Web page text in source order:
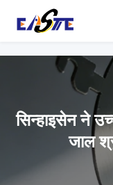
सिन्हाइसेन ने
जाल